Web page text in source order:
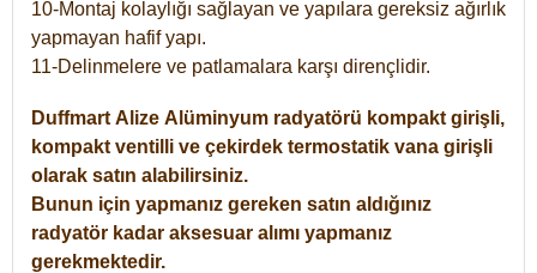
10-Montaj kolaylığı sağlayan ve yapılara gereksiz ağırlık
yapmayan hafif yapı.
11-Delinmelere ve patlamalara karşı dirençlidir.
Duffmart Alize Alüminyum radyatörü kompakt girişli,
kompakt ventilli ve çekirdek termostatik vana girişli
olarak satın alabilirsiniz.
Bunun için yapmanız gereken satın aldığınız
radyatör kadar aksesuar alımı yapmanız
gerekmektedir.